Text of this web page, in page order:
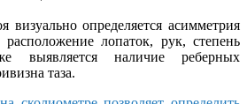
визуально определяется асимметрия
лопаток, рук, степень
выявляется наличие реберных
таза.